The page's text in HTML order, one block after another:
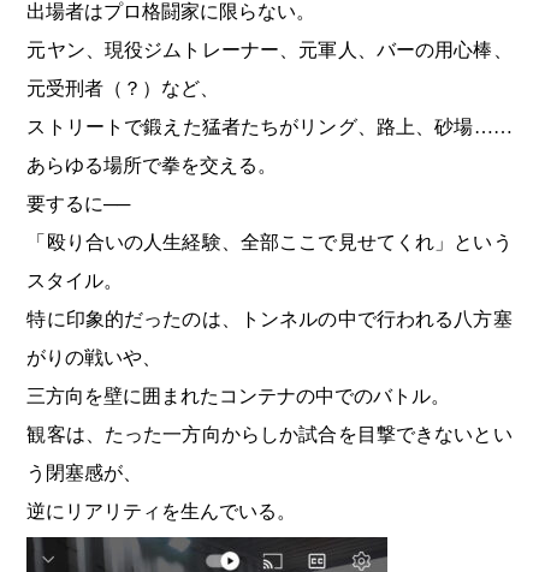
出場者はプロ格闘家に限らない。
元ヤン、現役ジムトレーナー、元軍人、バーの用心棒、
元受刑者（？）など、
ストリートで鍛えた猛者たちがリング、路上、砂場……
あらゆる場所で拳を交える。
要するに──
「殴り合いの人生経験、全部ここで見せてくれ」という
スタイル。
特に印象的だったのは、トンネルの中で行われる八方塞
がりの戦いや、
三方向を壁に囲まれたコンテナの中でのバトル。
観客は、たった一方向からしか試合を目撃できないとい
う閉塞感が、
逆にリアリティを生んでいる。